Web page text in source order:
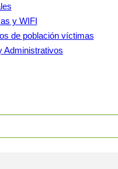
y WIFI
de población víctimas
Administrativos